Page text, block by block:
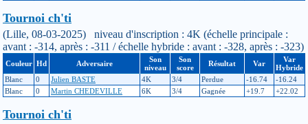
Tournoi ch'ti
(Lille, 08-03-2025) niveau d'inscription : 4K (échelle principale :
avant : -314, après : -311 / échelle hybride : avant : -328, après : -323)
Couleur Hd Adversaire
Son
niveau
Son
score
Résultat Var
Var
Hybride
Blanc
0 Julien BASTE 4K 3/4 Perdue -16.74
-16.24
Blanc
0 Martin CHEDEVILLE 6K 3/4 Gagnée +19.7 +22.02
Tournoi ch'ti